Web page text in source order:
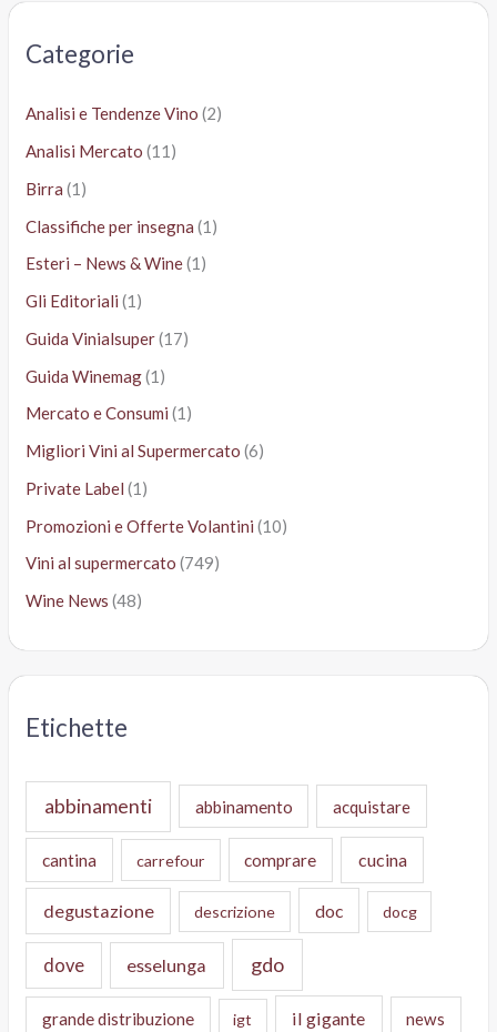
Categorie
Analisi e Tendenze Vino (2)
Analisi Mercato (11)
Birra (1)
Classifiche per insegna (1)
Esteri – News & Wine(1)
Gli Editoriali (1)
Guida Vinialsuper(17)
Guida Winemag(1)
Mercato e Consumi (1)
Migliori Vini al Supermercato (6)
Private Label (1)
Promozioni e Offerte Volantini (10)
Vini al supermercato (749)
Wine News (48)
Etichette
abbinamenti abbinamento acquistare
cantina carrefour comprare cucina
degustazione descrizione doc docg
dove esselunga gdo
grande distribuzione igt il gigante news